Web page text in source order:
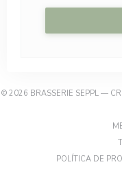
© 2026 BRASSERIE SEPPL —
POLÍTICA DE